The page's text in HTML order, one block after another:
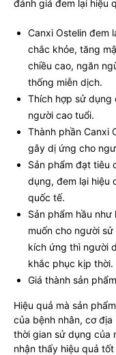
đánh giá đem lại hiệu
Canxi Ostelin đem
chắc khỏe, tăng
chiều cao, ngăn
thống miễn dịch.
Thích hợp sử dụng
người cao tuổi.
Thành phần Canxi
gây dị ứng cho
Sản phẩm đạt tiêu
dụng, đem lại hiệu
quốc tế.
Sản phẩm hầu
muốn cho người
kích ứng thì người
khắc phục kịp thời.
Giá thành sản
Hiệu quả mà sản
của bệnh nhân, cơ
thời gian sử dụng của
nhận thấy hiệu quả